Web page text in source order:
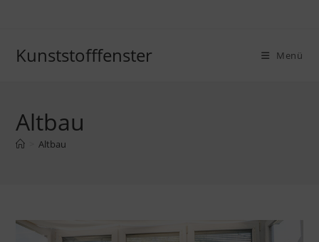
Kunststofffenster Menü
Altbau
Altbau